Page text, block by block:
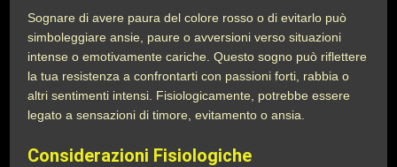
Sognare di avere paura del colore rosso o di evitarlo può
simboleggiare ansie, paure o avversioni verso situazioni
intense o emotivamente cariche. Questo sogno può riflettere
la tua resistenza a confrontarti con passioni forti, rabbia o
altri sentimenti intensi. Fisiologicamente, potrebbe essere
legato a sensazioni di timore, evitamento o ansia.
Considerazioni Fisiologiche